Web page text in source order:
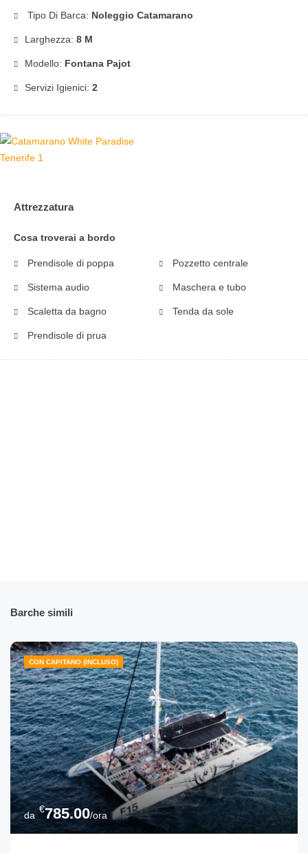
Tipo Di Barca: Noleggio Catamarano
Larghezza: 8 M
Modello: Fontana Pajot
Servizi Igienici: 2
Attrezzatura
Cosa troverai a bordo
Prendisole di poppa
Sistema audio
Scaletta da bagno
Prendisole di prua
Pozzetto centrale
Maschera e tubo
Tenda da sole
Barche simili
CON CAPITANO (INCLUSO)
da
€785.00/ora